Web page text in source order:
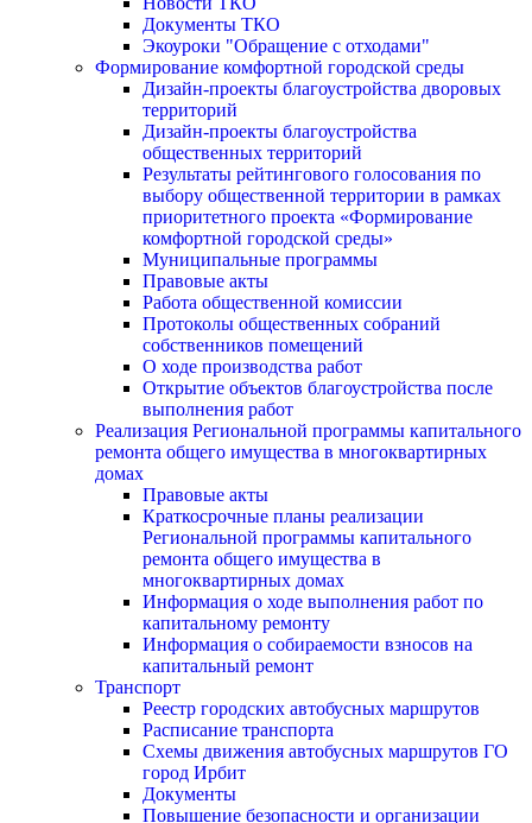
Документы ТКО
Экоуроки "Обращение с отходами"
Формирование комфортной городской среды
Дизайн-проекты благоустройства дворовых
территорий
Дизайн-проекты благоустройства
общественных территорий
Результаты рейтингового голосования по
выбору общественной территории в рамках
приоритетного проекта «Формирование
комфортной городской среды»
Муниципальные программы
Правовые акты
Работа общественной комиссии
Протоколы общественных собраний
собственников помещений
О ходе производства работ
Открытие объектов благоустройства после
выполнения работ
Реализация Региональной программы капитального
ремонта общего имущества в многоквартирных
домах
Правовые акты
Краткосрочные планы реализации
Региональной программы капитального
ремонта общего имущества в
многоквартирных домах
Информация о ходе выполнения работ по
капитальному ремонту
Информация о собираемости взносов на
капитальный ремонт
Транспорт
Реестр городских автобусных маршрутов
Расписание транспорта
Схемы движения автобусных маршрутов ГО
город Ирбит
Документы
Повышение безопасности и организации